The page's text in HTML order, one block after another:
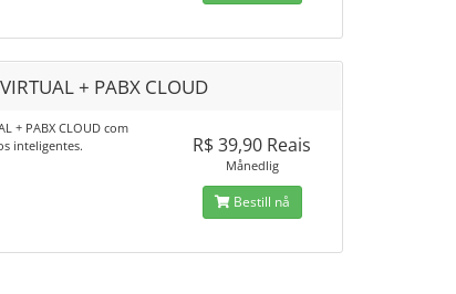
+ PABX CLOUD
+ PABX CLOUD com
inteligentes.
R$ 39,90 Reais
Månedlig
Bestill nå